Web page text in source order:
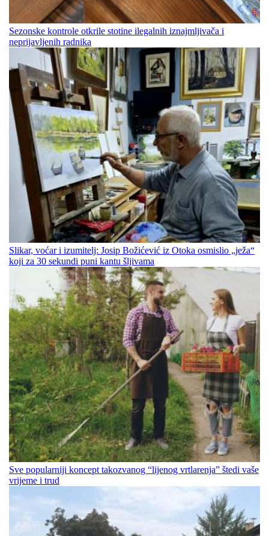
Sezonske kontrole otkrile stotine ilegalnih iznajmljivača i
neprijavljenih radnika
Slikar, voćar i izumitelj: Josip Božićević iz Otoka osmislio „ježa“
koji za 30 sekundi puni kantu šljivama
Sve popularniji koncept takozvanog “lijenog vrtlarenja” štedi vaše
vrijeme i trud